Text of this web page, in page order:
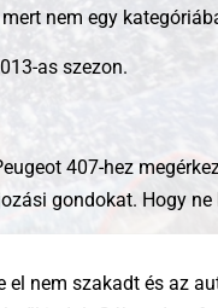
nem egy
as szezon.
407-hez
gondokat. Hogy
nem szakadt és az